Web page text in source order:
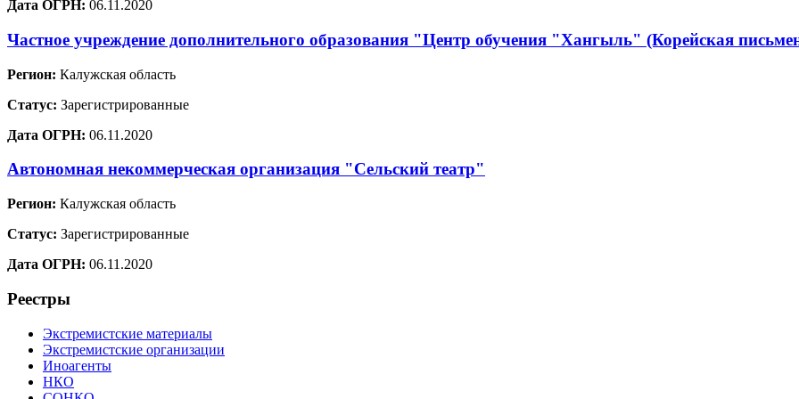
Дата ОГРН: 06.11.2020
Частное учреждение дополнительного образования "Центр обучения "Хангыль" (Корейская
Регион: Калужская область
Статус: Зарегистрированные
Дата ОГРН: 06.11.2020
Автономная некоммерческая организация "Сельский театр"
Регион: Калужская область
Статус: Зарегистрированные
Дата ОГРН: 06.11.2020
Реестры
Экстремистские материалы
Экстремистские организации
Иноагенты
НКО